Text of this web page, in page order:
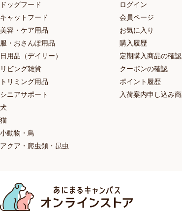
ドッグフード
キャットフード
美容・ケア用品
服・おさんぽ用品
日用品（デイリー）
リビング雑貨
トリミング用品
シニアサポート
犬
猫
小動物・鳥
アクア・爬虫類・昆虫
ログイン
会員ページ
お気に入り
購入履歴
定期購入商品の確認
クーポンの確認
ポイント履歴
入荷案内申し込み